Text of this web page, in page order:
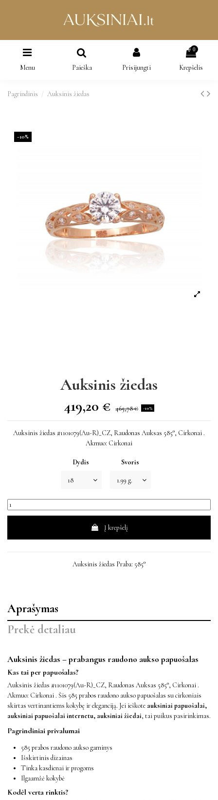
Menu Paieška Prisijungti
0
Krepšelis
Pagrindinis Auksinis žiedas
−10%
Auksinis žiedas
419,20 € 465,78 € -10%
Auksinis žiedas #1101079(Au-R)_CZ, Raudonas Auksas 585°, Cirkonai .
Akmuo: Cirkonai
Dydis Svoris
Į krepšelį
Auksinis žiedas Praba: 585°
Aprašymas
Prekė detaliau
Auksinis žiedas – prabangus raudono aukso papuošalas
Kas tai per papuošalas?
Auksinis žiedas #1101079(Au-R)_CZ, Raudonas Auksas 585°, Cirkonai .
Akmuo: Cirkonai . Šis 585 prabos raudono aukso papuošalas su cirkoniais
skirtas vertinantiems kokybę ir eleganciją. Jei ieškote auksiniai papuošalai,
auksiniai papuošalai internetu, auksiniai žiedai, tai puikus pasirinkimas.
Pagrindiniai privalumai
585 prabos raudono aukso gaminys
Išskirtinis dizainas
Tinka kasdienai ir progoms
Ilgaamžė kokybė
Kodėl verta rinktis?